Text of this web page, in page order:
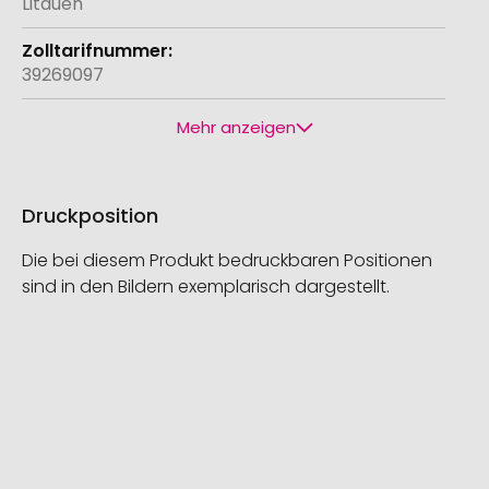
39269097
Mehr anzeigen
Druckposition
Die bei diesem Produkt bedruckbaren Positionen
sind in den Bildern exemplarisch dargestellt.